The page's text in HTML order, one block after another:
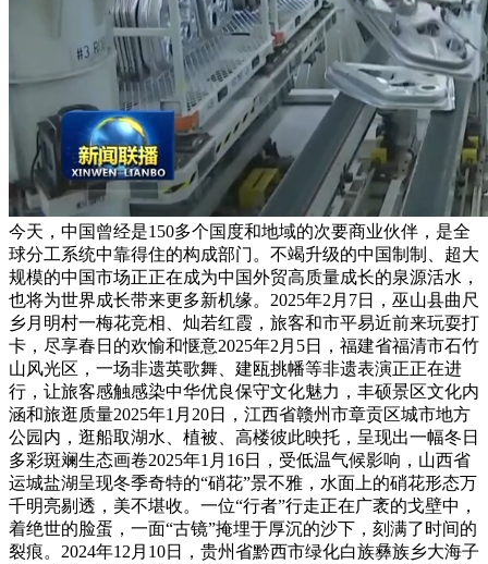
今天，中国曾经是150多个国度和地域的次要商业伙伴，是全
球分工系统中靠得住的构成部门。不竭升级的中国制制、超大
规模的中国市场正正在成为中国外贸高质量成长的泉源活水，
也将为世界成长带来更多新机缘。2025年2月7日，巫山县曲尺
乡月明村一梅花竞相、灿若红霞，旅客和市平易近前来玩耍打
卡，尽享春日的欢愉和惬意2025年2月5日，福建省福清市石竹
山风光区，一场非遗英歌舞、建瓯挑幡等非遗表演正正在进
行，让旅客感触感染中华优良保守文化魅力，丰硕景区文化内
涵和旅逛质量2025年1月20日，江西省赣州市章贡区城市地方
公园内，逛船取湖水、植被、高楼彼此映托，呈现出一幅冬日
多彩斑斓生态画卷2025年1月16日，受低温气候影响，山西省
运城盐湖呈现冬季奇特的“硝花”景不雅，水面上的硝花形态万
千明亮剔透，美不堪收。一位“行者”行走正在广袤的戈壁中，
着绝世的脸蛋，一面“古镜”掩埋于厚沉的沙下，刻满了时间的
裂痕。2024年12月10日，贵州省黔西市绿化白族彝族乡大海子